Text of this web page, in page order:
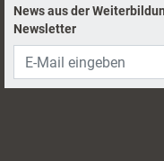
News aus der
Newsletter